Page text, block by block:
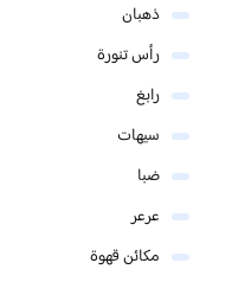
ذهبان
رأس تنورة
رابغ
سيهات
ضبا
عرعر
مكائن قهوة